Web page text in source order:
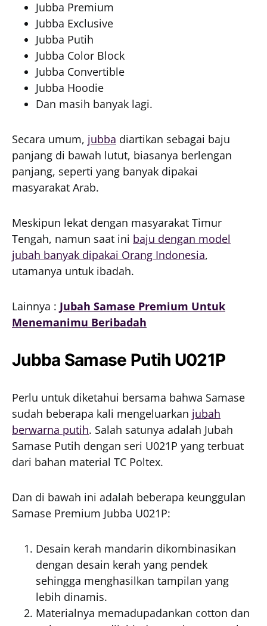
Jubba Premium
Jubba Exclusive
Jubba Putih
Jubba Color Block
Jubba Convertible
Jubba Hoodie
Dan masih banyak lagi.
Secara umum, jubba diartikan sebagai baju
panjang di bawah lutut, biasanya berlengan
panjang, seperti yang banyak dipakai
masyarakat Arab.
Meskipun lekat dengan masyarakat Timur
Tengah, namun saat ini baju dengan model
jubah banyak dipakai Orang Indonesia,
utamanya untuk ibadah.
Lainnya : Jubah Samase Premium Untuk
Menemanimu Beribadah
Jubba Samase Putih U021P
Perlu untuk diketahui bersama bahwa Samase
sudah beberapa kali mengeluarkan jubah
berwarna putih. Salah satunya adalah Jubah
Samase Putih dengan seri U021P yang terbuat
dari bahan material TC Poltex.
Dan di bawah ini adalah beberapa keunggulan
Samase Premium Jubba U021P:
Desain kerah mandarin dikombinasikan
dengan desain kerah yang pendek
sehingga menghasilkan tampilan yang
lebih dinamis.
Materialnya memadupadankan cotton dan